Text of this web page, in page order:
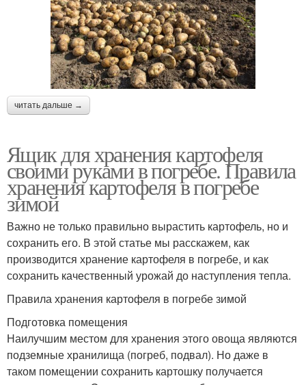
читать дальше →
Ящик для хранения картофеля
своими руками в погребе. Правила
хранения картофеля в погребе
зимой
Важно не только правильно вырастить картофель, но и
сохранить его. В этой статье мы расскажем, как
производится хранение картофеля в погребе, и как
сохранить качественный урожай до наступления тепла.
Правила хранения картофеля в погребе зимой
Подготовка помещения
Наилучшим местом для хранения этого овоща являются
подземные хранилища (погреб, подвал). Но даже в
таком помещении сохранить картошку получается